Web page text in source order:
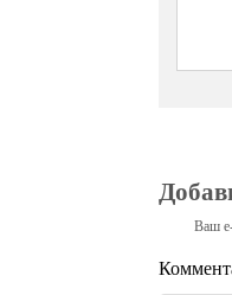
Ваш